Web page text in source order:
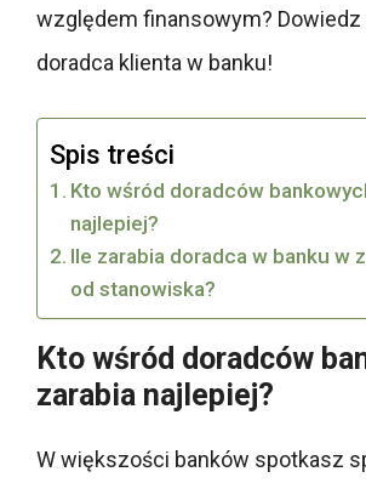
względem finansowym? Dowiedz
doradca klienta w banku!
Spis treści
Kto wśród doradców
najlepiej?
Ile zarabia doradca w banku w
od stanowiska?
Kto wśród doradców
zarabia najlepiej?
W większości banków spotkasz